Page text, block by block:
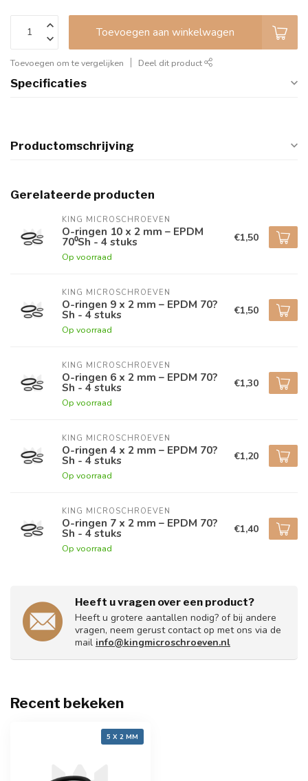
Toevoegen aan winkelwagen
Toevoegen om te vergelijken Deel dit product
Specificaties
Productomschrijving
Gerelateerde producten
KING MICROSCHROEVEN
O-ringen 10 x 2 mm – EPDM
70⁰Sh - 4 stuks
Op voorraad
€1,50
KING MICROSCHROEVEN
O-ringen 9 x 2 mm – EPDM 70?
Sh - 4 stuks
Op voorraad
€1,50
KING MICROSCHROEVEN
O-ringen 6 x 2 mm – EPDM 70?
Sh - 4 stuks
Op voorraad
€1,30
KING MICROSCHROEVEN
O-ringen 4 x 2 mm – EPDM 70?
Sh - 4 stuks
Op voorraad
€1,20
KING MICROSCHROEVEN
O-ringen 7 x 2 mm – EPDM 70?
Sh - 4 stuks
Op voorraad
€1,40
Heeft u vragen over een product?
Heeft u grotere aantallen nodig? of bij andere
vragen, neem gerust contact op met ons via de
mail info@kingmicroschroeven.nl
Recent bekeken
5 X 2 MM